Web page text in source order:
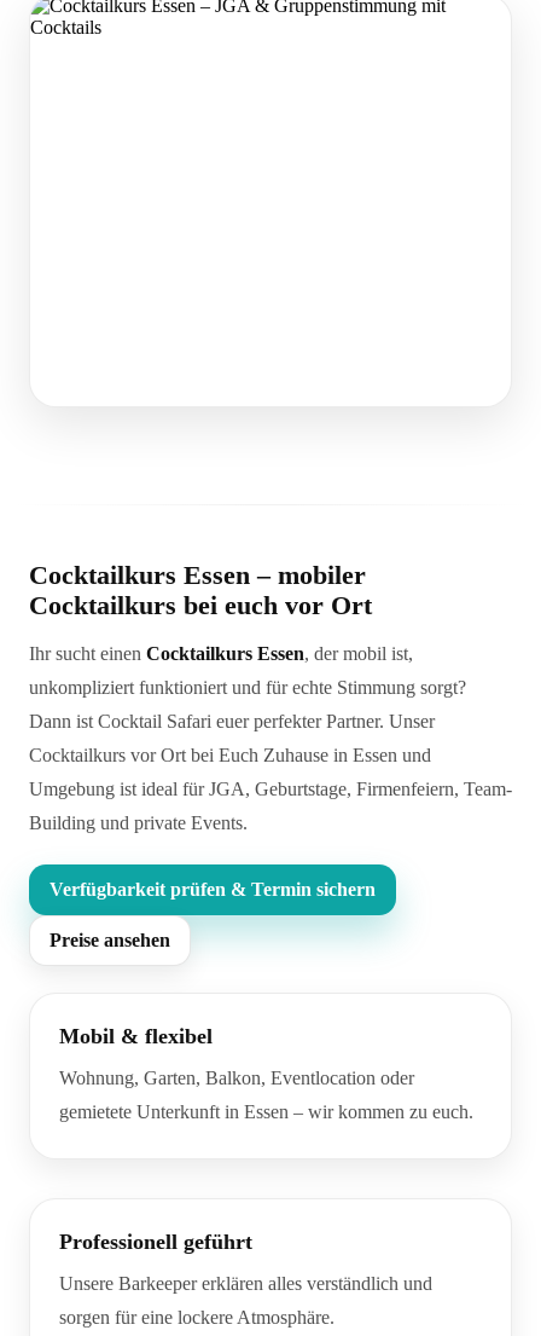
Cocktailkurs Essen – mobiler
Cocktailkurs bei euch vor Ort
Ihr sucht einen Cocktailkurs Essen, der mobil ist,
unkompliziert funktioniert und für echte Stimmung sorgt?
Dann ist Cocktail Safari euer perfekter Partner. Unser
Cocktailkurs vor Ort bei Euch Zuhause in Essen und
Umgebung ist ideal für JGA, Geburtstage, Firmenfeiern, Team-
Building und private Events.
Verfügbarkeit prüfen & Termin sichern
Preise ansehen
Mobil & flexibel
Wohnung, Garten, Balkon, Eventlocation oder
gemietete Unterkunft in Essen – wir kommen zu euch.
Professionell geführt
Unsere Barkeeper erklären alles verständlich und
sorgen für eine lockere Atmosphäre.